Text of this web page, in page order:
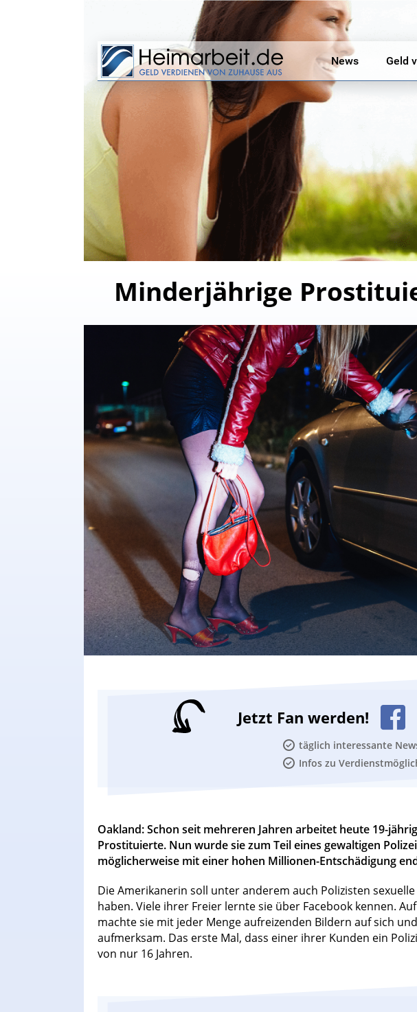
News Geld
Minderjährige
Jetzt Fan werden!
täglich interessante
Infos zu
Oakland: Schon seit mehreren Jahren arbeitet heute 19-
Prostituierte. Nun wurde sie zum Teil eines gewaltigen
möglicherweise mit einer hohen Millionen-Entschädigung
Die Amerikanerin soll unter anderem auch Polizisten
haben. Viele ihrer Freier lernte sie über Facebook kennen.
machte sie mit jeder Menge aufreizenden Bildern auf sich
aufmerksam. Das erste Mal, dass einer ihrer Kunden ein
von nur 16 Jahren.